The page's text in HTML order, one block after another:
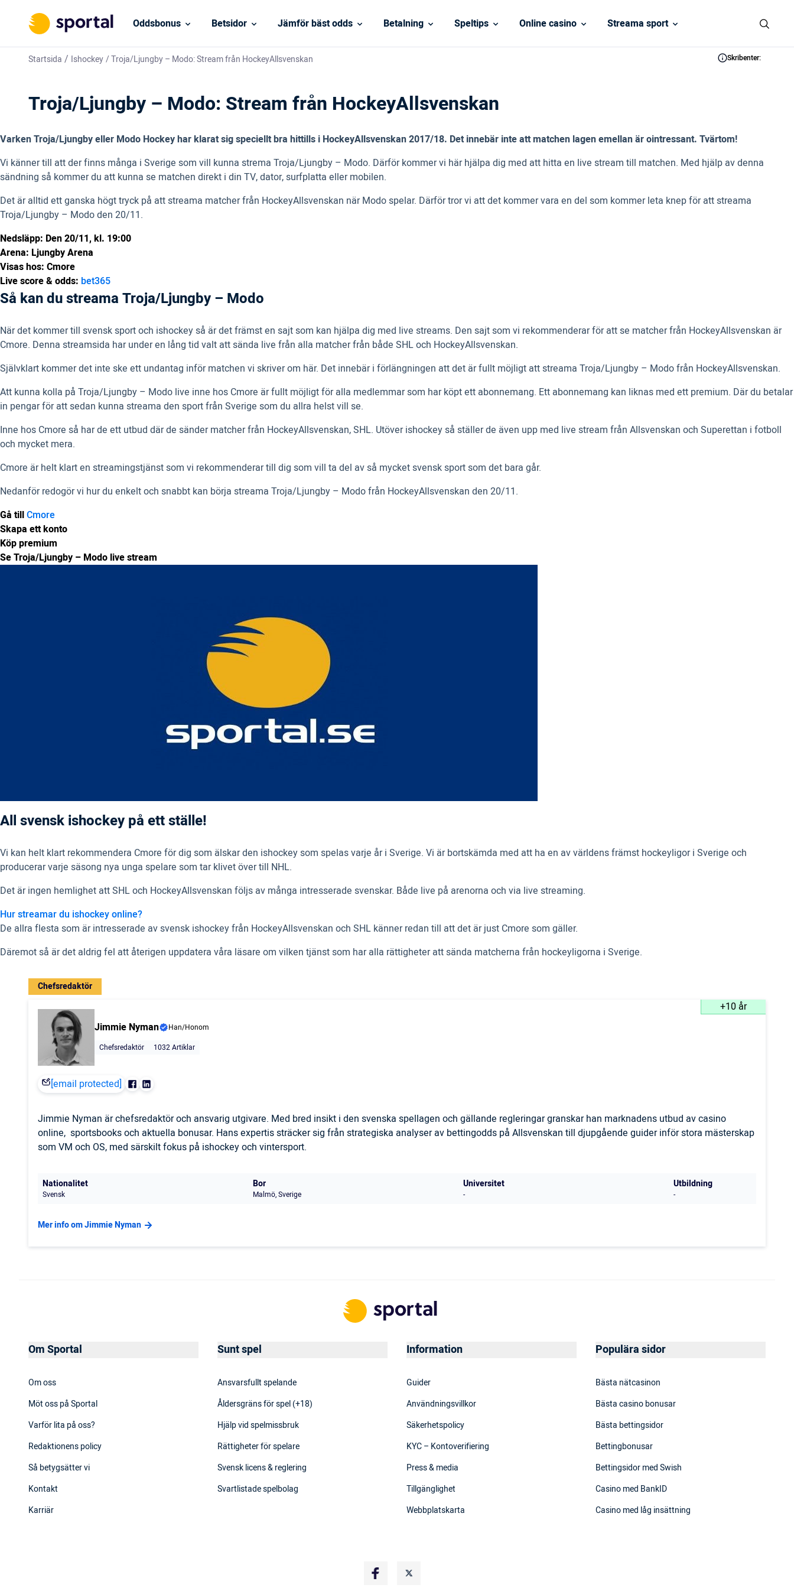
Oddsbonus Betsidor Jämför bäst odds Betalning Speltips Online casino Streama sport
Startsida / Ishockey/Troja/Ljungby – Modo: Stream från HockeyAllsvenskan Skribenter:
Troja/Ljungby – Modo: Stream från HockeyAllsvenskan
Varken Troja/Ljungby eller Modo Hockey har klarat sig speciellt bra hittills i HockeyAllsvenskan 2017/18. Det innebär inte att matchen lagen emellan är ointressant. Tvärtom!
Vi känner till att der finns många i Sverige som vill kunna strema Troja/Ljungby – Modo. Därför kommer vi här hjälpa dig med att hitta en live stream till matchen. Med hjälp av denna
sändning så kommer du att kunna se matchen direkt i din TV, dator, surfplatta eller mobilen.
Det är alltid ett ganska högt tryck på att streama matcher från HockeyAllsvenskan när Modo spelar. Därför tror vi att det kommer vara en del som kommer leta knep för att streama
Troja/Ljungby – Modo den 20/11.
Nedsläpp: Den 20/11, kl. 19:00
Arena: Ljungby Arena
Visas hos: Cmore
Live score & odds: bet365
Så kan du streama Troja/Ljungby – Modo
När det kommer till svensk sport och ishockey så är det främst en sajt som kan hjälpa dig med live streams. Den sajt som vi rekommenderar för att se matcher från HockeyAllsvenskan är
Cmore. Denna streamsida har under en lång tid valt att sända live från alla matcher från både SHL och HockeyAllsvenskan.
Självklart kommer det inte ske ett undantag inför matchen vi skriver om här. Det innebär i förlängningen att det är fullt möjligt att streama Troja/Ljungby – Modo från HockeyAllsvenskan.
Att kunna kolla på Troja/Ljungby – Modo live inne hos Cmore är fullt möjligt för alla medlemmar som har köpt ett abonnemang. Ett abonnemang kan liknas med ett premium. Där du betalar
in pengar för att sedan kunna streama den sport från Sverige som du allra helst vill se.
Inne hos Cmore så har de ett utbud där de sänder matcher från HockeyAllsvenskan, SHL. Utöver ishockey så ställer de även upp med live stream från Allsvenskan och Superettan i fotboll
och mycket mera.
Cmore är helt klart en streamingstjänst som vi rekommenderar till dig som vill ta del av så mycket svensk sport som det bara går.
Nedanför redogör vi hur du enkelt och snabbt kan börja streama Troja/Ljungby – Modo från HockeyAllsvenskan den 20/11.
Gå tillCmore
Skapa ett konto
Köp premium
Se Troja/Ljungby – Modo live stream
All svensk ishockey på ett ställe!
Vi kan helt klart rekommendera Cmore för dig som älskar den ishockey som spelas varje år i Sverige. Vi är bortskämda med att ha en av världens främst hockeyligor i Sverige och
producerar varje säsong nya unga spelare som tar klivet över till NHL.
Det är ingen hemlighet att SHL och HockeyAllsvenskan följs av många intresserade svenskar. Både live på arenorna och via live streaming.
Hur streamar du ishockey online?
De allra flesta som är intresserade av svensk ishockey från HockeyAllsvenskan och SHL känner redan till att det är just Cmore som gäller.
Däremot så är det aldrig fel att återigen uppdatera våra läsare om vilken tjänst som har alla rättigheter att sända matcherna från hockeyligorna i Sverige.
Chefsredaktör
Jimmie Nyman
Han/Honom
Chefsredaktör
1032 Artiklar
[email protected]
Jimmie Nyman är chefsredaktör och ansvarig utgivare. Med bred insikt i den svenska spellagen och gällande regleringar granskar han marknadens utbud av casino
online, sportsbooks och aktuella bonusar. Hans expertis sträcker sig från strategiska analyser av bettingodds på Allsvenskan till djupgående guider inför stora mästerskap
som VM och OS, med särskilt fokus på ishockey och vintersport.
Nationalitet
Svensk
Bor
Malmö, Sverige
Universitet
-
Utbildning
-
Mer info om Jimmie Nyman
+10 år
Om Sportal
Om oss
Möt oss på Sportal
Varför lita på oss?
Redaktionens policy
Så betygsätter vi
Kontakt
Karriär
Sunt spel
Ansvarsfullt spelande
Åldersgräns för spel (+18)
Hjälp vid spelmissbruk
Rättigheter för spelare
Svensk licens & reglering
Svartlistade spelbolag
Information
Guider
Användningsvillkor
Säkerhetspolicy
KYC – Kontoverifiering
Press & media
Tillgänglighet
Webbplatskarta
Populära sidor
Bästa nätcasinon
Bästa casino bonusar
Bästa bettingsidor
Bettingbonusar
Bettingsidor med Swish
Casino med BankID
Casino med låg insättning